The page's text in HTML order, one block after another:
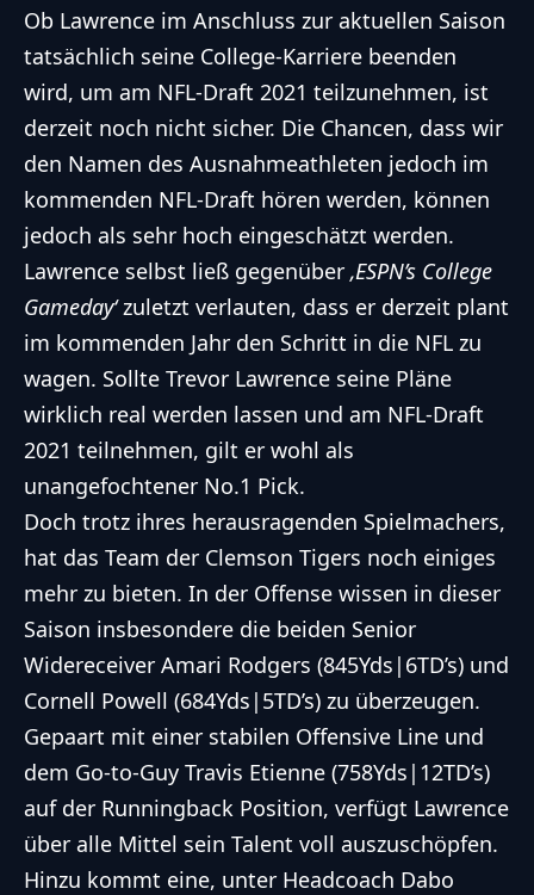
Ob Lawrence im Anschluss zur aktuellen Saison
tatsächlich seine College-Karriere beenden
wird, um am NFL-Draft 2021 teilzunehmen, ist
derzeit noch nicht sicher. Die Chancen, dass wir
den Namen des Ausnahmeathleten jedoch im
kommenden NFL-Draft hören werden, können
jedoch als sehr hoch eingeschätzt werden.
Lawrence selbst ließ gegenüber ‚ESPN’s College
Gameday‘zuletzt verlauten, dass er derzeit plant
im kommenden Jahr den Schritt in die NFL zu
wagen. Sollte Trevor Lawrence seine Pläne
wirklich real werden lassen und am NFL-Draft
2021 teilnehmen, gilt er wohl als
unangefochtener No.1 Pick.
Doch trotz ihres herausragenden Spielmachers,
hat das Team der Clemson Tigers noch einiges
mehr zu bieten. In der Offense wissen in dieser
Saison insbesondere die beiden Senior
Widereceiver Amari Rodgers (845Yds|6TD’s) und
Cornell Powell (684Yds|5TD’s) zu überzeugen.
Gepaart mit einer stabilen Offensive Line und
dem Go-to-Guy Travis Etienne (758Yds|12TD’s)
auf der Runningback Position, verfügt Lawrence
über alle Mittel sein Talent voll auszuschöpfen.
Hinzu kommt eine, unter Headcoach Dabo